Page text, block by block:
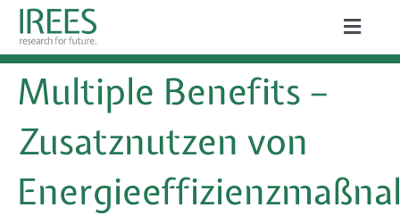
Zum
Inhalt
springen
Toggle
ÜBER UNS
AKTUELLES
PROJEKTE
Multiple Benefits –
Zusatznutzen von